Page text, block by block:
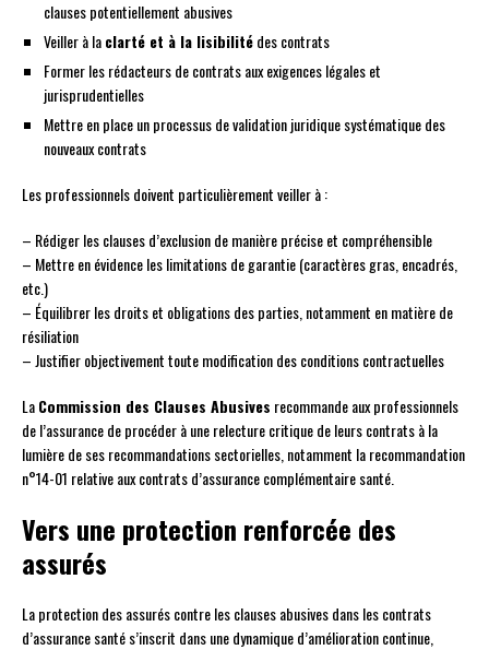
clauses potentiellement abusives
Veiller à laclarté et à la lisibilitédes contrats
Former les rédacteurs de contrats aux exigences légales et
jurisprudentielles
Mettre en place un processus de validation juridique systématique des
nouveaux contrats
Les professionnels doivent particulièrement veiller à :
– Rédiger les clauses d’exclusion de manière précise et compréhensible
– Mettre en évidence les limitations de garantie (caractères gras, encadrés,
etc.)
– Équilibrer les droits et obligations des parties, notamment en matière de
résiliation
– Justifier objectivement toute modification des conditions contractuelles
LaCommission des Clauses Abusives recommande aux professionnels
de l’assurance de procéder à une relecture critique de leurs contrats à la
lumière de ses recommandations sectorielles, notamment la recommandation
n°14-01 relative aux contrats d’assurance complémentaire santé.
Vers une protection renforcée des
assurés
La protection des assurés contre les clauses abusives dans les contrats
d’assurance santé s’inscrit dans une dynamique d’amélioration continue,